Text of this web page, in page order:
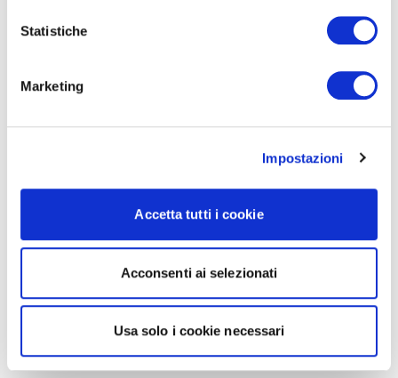
Statistiche
Marketing
Impostazioni
Accetta tutti i cookie
Acconsenti ai selezionati
Usa solo i cookie necessari